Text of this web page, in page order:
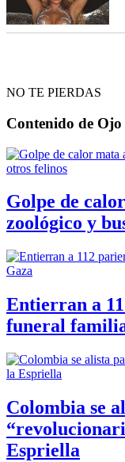
NO TE PIERDAS
Contenido de Ojo
Golpe de
zoológico y
Entierran a
funeral
Colombia se
Espriella